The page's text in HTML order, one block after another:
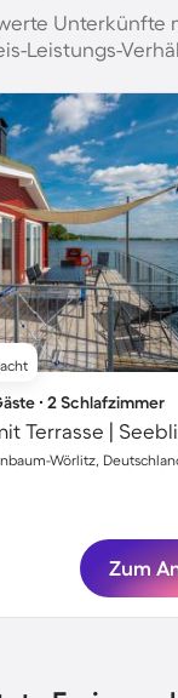
Unterkünfte
Leistungs-
∙ 2 Schlafzimmer
Terrasse |
Wörlitz,
Zum